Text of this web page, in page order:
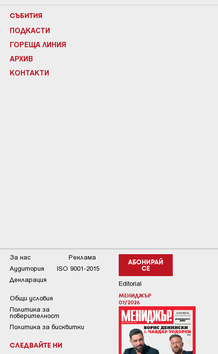
СЪБИТИЯ
ПОДКАСТИ
ГОРЕЩА ЛИНИЯ
АРХИВ
КОНТАКТИ
АБОНИРАЙ
СЕ
Editorial
МЕНИДЖЪР
07/2026
За нас
Реклама
Аудитория
ISO 9001-2015
Декларация
Общи условия
Пoлитикa зa
пoвepитeлнocт
Политика за бисквитки
СЛЕДВАЙТЕ НИ